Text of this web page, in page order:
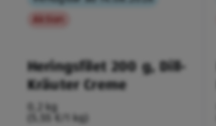
Aktion
Heringsfilet 200 g, Dill-
Kräuter Creme
0,2 kg
(5,55 €/1 kg)